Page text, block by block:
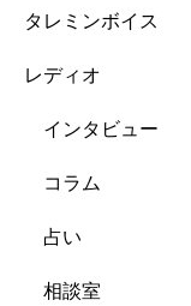
タレミンボイス
レディオ
インタビュー
コラム
占い
相談室